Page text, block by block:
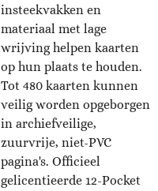
insteekvakken en
materiaal met lage
wrijving helpen kaarten
op hun plaats te houden.
Tot 480 kaarten kunnen
veilig worden opgeborgen
in archiefveilige,
zuurvrije, niet-PVC
pagina's. Officieel
gelicentieerde 12-Pocket